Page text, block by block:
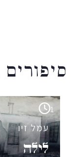
סיפורים
1
עמל זיו
לילה